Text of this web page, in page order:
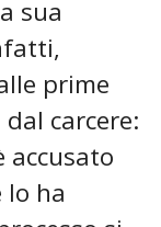
sua
prime
carcere:
accusato
ha